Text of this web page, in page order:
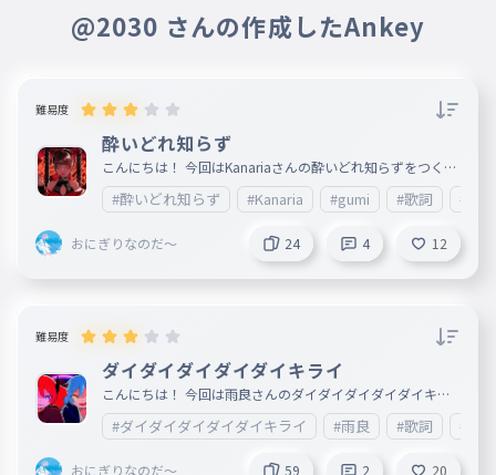
019
赤信号にずっと従順です。
大体アナタのコトアタシ
だいたいアナタのコトアタシ
ダイダイダイダイダイキライ
021
ダイダイダイダイダイキライ
ダイダイダイダイダイキライ
022 omgなさけないもはや
バイバイバイバイバイしたい
023
バイバイバイバイバイしたい
バイバイバイバイバイしたい
@2030 さんの作成したAnkey
難易度
酔いどれ知らず
こんにちは！ 今回はKanariaさんの酔いどれ知らずをつくり
ました！ 癖になるのでぜひ聞いてみてください！ ＿＿＿＿
＿＿＿＿＿＿＿＿＿＿＿＿＿＿＿＿＿＿＿＿＿＿＿＿＿＿＿
＿＿＿＿＿＿＿＿＿＿＿＿＿＿＿＿＿＿＿＿＿＿＿ 2022.5.
2 公開 作詞:Kanaria 作曲:Kanaria
#酔いどれ知らず #Kanaria #gumi #歌詞 #ボ
おにぎりなのだ～ 24 4 12
難易度
ダイダイダイダイダイキライ
こんにちは！ 今回は雨良さんのダイダイダイダイダイキラ
イをつくりました！ めっちゃ癖になるのでぜひ聞いてみて
ください！ ＿＿＿＿＿＿＿＿＿＿＿＿＿＿＿＿＿＿＿＿＿
＿＿＿＿＿＿＿＿＿＿＿＿＿＿＿＿＿＿＿＿＿＿＿＿＿＿＿
＿＿＿＿＿＿ 2025.3.15 リリース 作詞:雨良 作曲:雨良 編曲:
#ダイダイダイダイダイキライ #雨良 #歌詞 #ボ
おにぎりなのだ～ 59 2 20